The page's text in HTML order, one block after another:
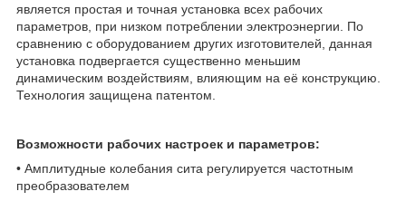
является простая и точная установка всех рабочих
параметров, при низком потреблении электроэнергии. По
сравнению с оборудованием других изготовителей, данная
установка подвергается существенно меньшим
динамическим воздействиям, влияющим на её конструкцию.
Технология защищена патентом.
Возможности рабочих настроек и параметров:
• Амплитудные колебания сита регулируется частотным
преобразователем